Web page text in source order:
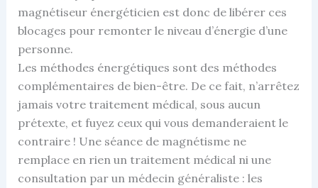
magnétiseur énergéticien est donc de libérer ces
blocages pour remonter le niveau d’énergie d’une
personne.
Les méthodes énergétiques sont des méthodes
complémentaires de bien-être. De ce fait, n’arrêtez
jamais votre traitement médical, sous aucun
prétexte, et fuyez ceux qui vous demanderaient le
contraire ! Une séance de magnétisme ne
remplace en rien un traitement médical ni une
consultation par un médecin généraliste : les